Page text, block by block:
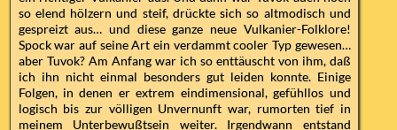
so elend hölzern und steif, drückte sich so altmodisch und
gespreizt aus… und diese ganze neue Vulkanier-Folklore!
Spock war auf seine Art ein verdammt cooler Typ gewesen…
aber Tuvok? Am Anfang war ich so enttäuscht von ihm, daß
ich ihn nicht einmal besonders gut leiden konnte. Einige
Folgen, in denen er extrem eindimensional, gefühllos und
logisch bis zur völligen Unvernunft war, rumorten tief in
meinem Unterbewußtsein weiter. Irgendwann entstand